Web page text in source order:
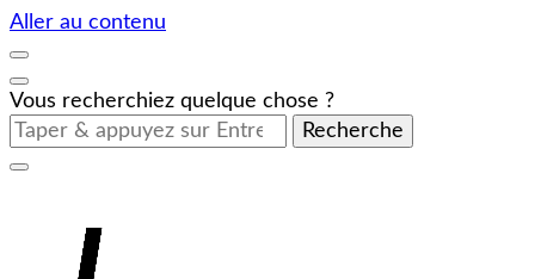
Aller au contenu
Vous recherchiez quelque chose ?